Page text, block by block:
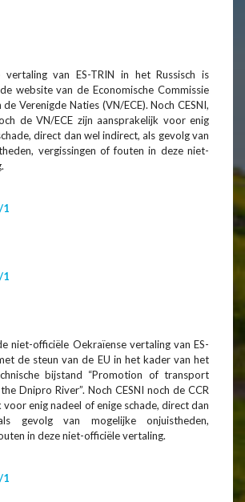
vertaling van ES-TRIN in het Russisch is
website van de Economische Commissie
Verenigde Naties (VN/ECE). Noch CESNI,
de VN/ECE zijn aansprakelijk voor enig
direct dan wel indirect, als gevolg van
vergissingen of fouten in deze niet-
1
1
niet-officiële Oekraïense vertaling van ES-
de steun van de EU in het kader van het
bijstand “Promotion of transport
Dnipro River”. Noch CESNI noch de CCR
voor enig nadeel of enige schade, direct dan
gevolg van mogelijke onjuistheden,
in deze niet-officiële vertaling.
1